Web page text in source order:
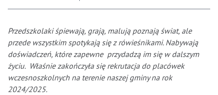
Przedszkolaki śpiewają, grają, malują poznają świat, ale
przede wszystkim spotykają się z rówieśnikami. Nabywają
doświadczeń, które zapewne przydadzą im się w dalszym
życiu. Właśnie zakończyła się rekrutacja do placówek
wczesnoszkolnych na terenie naszej gminy na rok
2024/2025.